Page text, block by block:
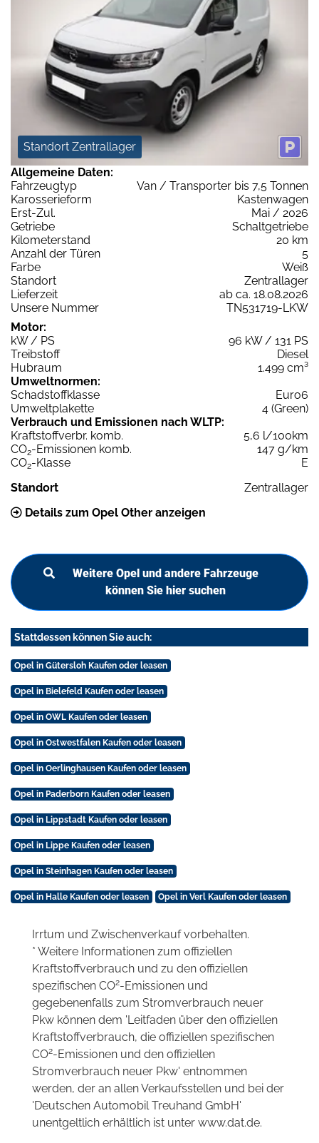
Standort Zentrallager
Allgemeine Daten:
Fahrzeugtyp
Van / Transporter bis 7,5 Tonnen
Karosserieform
Kastenwagen
Erst-Zul.
Mai / 2026
Getriebe
Schaltgetriebe
Kilometerstand
20 km
Anzahl der Türen
5
Farbe
Weiß
Standort
Zentrallager
Lieferzeit
ab ca. 18.08.2026
Unsere Nummer
TN531719-LKW
Motor:
kW / PS
96 kW / 131 PS
Treibstoff
Diesel
Hubraum
1.499 cm³
Umweltnormen:
Schadstoffklasse
Euro6
Umweltplakette
4 (Green)
Verbrauch und Emissionen nach WLTP:
Kraftstoffverbr. komb.
5,6 l/100km
CO2-Emissionen komb.
147 g/km
CO2-Klasse
E
Standort
Zentrallager
Details zum Opel Other anzeigen
Weitere Opel und andere Fahrzeuge
können Sie hier suchen
Stattdessen können Sie auch:
Opel in Gütersloh Kaufen oder leasen
Opel in Bielefeld Kaufen oder leasen
Opel in OWL Kaufen oder leasen
Opel in Ostwestfalen Kaufen oder leasen
Opel in Oerlinghausen Kaufen oder leasen
Opel in Paderborn Kaufen oder leasen
Opel in Lippstadt Kaufen oder leasen
Opel in Lippe Kaufen oder leasen
Opel in Steinhagen Kaufen oder leasen
Opel in Halle Kaufen oder leasen Opel in Verl Kaufen oder leasen
Irrtum und Zwischenverkauf vorbehalten.
* Weitere Informationen zum offiziellen
Kraftstoffverbrauch und zu den offiziellen
spezifischen CO2-Emissionen und
gegebenenfalls zum Stromverbrauch neuer
Pkw können dem 'Leitfaden über den offiziellen
Kraftstoffverbrauch, die offiziellen spezifischen
CO2-Emissionen und den offiziellen
Stromverbrauch neuer Pkw' entnommen
werden, der an allen Verkaufsstellen und bei der
'Deutschen Automobil Treuhand GmbH'
unentgeltlich erhältlich ist unter www.dat.de.